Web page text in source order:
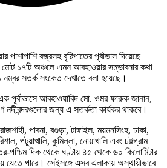
বজ্রসহ বৃষ্টিপাতের পূর্বাভাস দিয়েছে
১৭টি অঞ্চলে এমন আবহাওয়ার সম্ভাবনার কথা
নম্বর সতর্ক সংকেত দেখাতে বলা হয়েছে।
পূর্বাভাসে আবহাওয়াবিদ মো. ওমর ফারুক জানান,
নদীবন্দরগুলোর জন্য এ সতর্কতা কার্যকর থাকবে।
পাবনা, বগুড়া, টাঙ্গাইল, ময়মনসিংহ, ঢাকা,
পটুয়াখালি, কুমিল্লা, নোয়াখালি এবং চট্টগ্রাম
পশ্চিম দিক থেকে ঘণ্টায় ৪৫ থেকে ৬০ কিলোমিটার
যেতে পারে। সেইসঙ্গে এসব এলাকায় অস্থায়ীভাবে